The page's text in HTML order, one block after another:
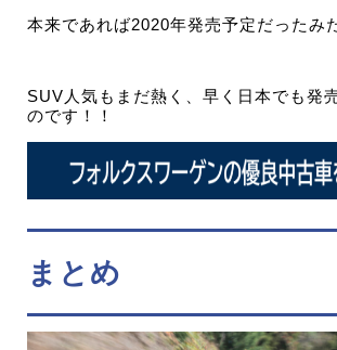
本来であれば2020年発売予定だったみ
SUV人気もまだ熱く、早く日本でも発
のです！！
まとめ